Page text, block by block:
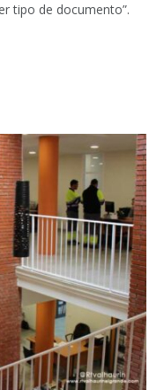
tipo de documento”.